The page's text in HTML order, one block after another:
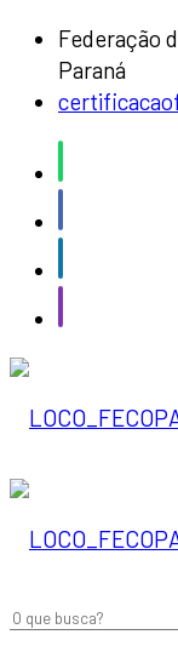
Federação
Paraná